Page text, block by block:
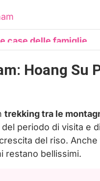
case delle famiglie
delle minoranze
utili
e scarpe adatte
che vale la
Hoang Su
trekking tra le
periodo di visita e
del riso.
restano bellissimi.